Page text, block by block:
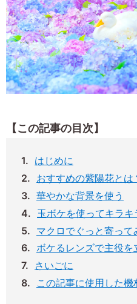
【この記事の目次】
はじめに
おすすめの紫陽花とは
華やかな背景を使う
玉ボケを使ってキラキ
マクロでぐっと寄って
ボケるレンズで主役を
さいごに
この記事に使用した機